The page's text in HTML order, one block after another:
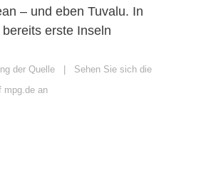
– und eben Tuvalu. In
erste Inseln
der Quelle | Sehen Sie sich die
mpg.de an